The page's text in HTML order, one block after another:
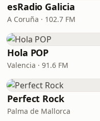
esRadio Galicia
A Coruña · 102.7 FM
Hola POP
Valencia · 91.6 FM
Perfect Rock
Palma de Mallorca